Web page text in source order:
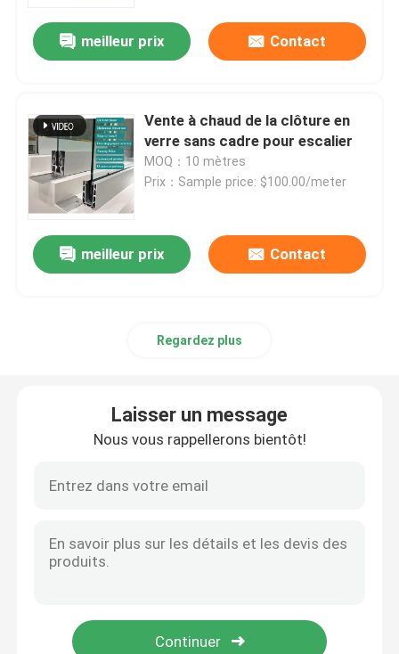
meilleur prix Contact
Vente à chaud de la clôture en
verre sans cadre pour escalier
MOQ：10 mètres
Prix：Sample price: $100.00/meter
meilleur prix Contact
Regardez plus
Laisser un message
Nous vous rappellerons bientôt!